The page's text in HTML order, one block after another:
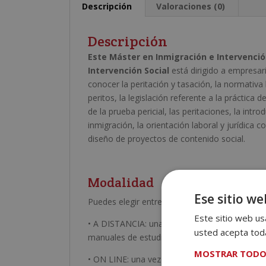
Descripción Valoraciones (0)
Descripción
Este Máster en Inmigración e
Intervención Social está dirigido a
conocer la peritación y tasación, la
peritos, la legislación referente a la práctica
de la prueba pericial, las peritaciones, la
inmigración, la orientación laboral y jurídica
diseño de proyectos de contenido social.
Modalidad
Puedes elegir entre:
• A DISTANCIA: una vez recibida tu
manuales de estudio y del cuaderno de
• ON LINE: una vez recibida tu matrícula,
Ese sitio
Este sitio web
usted acepta
MOSTRAR